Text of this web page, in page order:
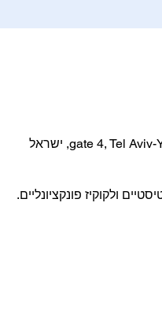
ולקוקיז פונקציונליים.